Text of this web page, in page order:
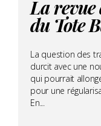
La revue
du Tote
La question des
durcit avec une
qui pourrait
pour une
En...